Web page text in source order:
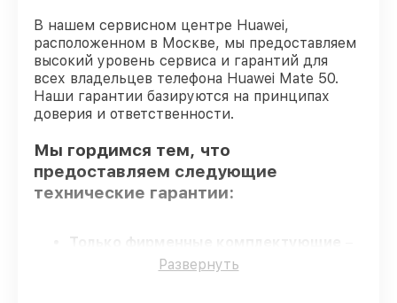
В нашем сервисном центре Huawei,
расположенном в Москве, мы предоставляем
высокий уровень сервиса и гарантий для
всех владельцев телефона Huawei Mate 50.
Наши гарантии базируются на принципах
доверия и ответственности.
Мы гордимся тем, что
предоставляем следующие
технические гарантии:
Только фирменные комплектующие
гарантируем использование фирменных
Развернуть